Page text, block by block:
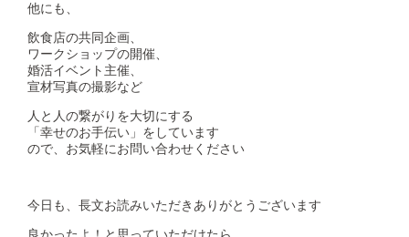
他にも、
飲食店の共同企画、
ワークショップの開催、
婚活イベント主催、
宣材写真の撮影など
人と人の繋がりを大切にする
「幸せのお手伝い」をしています
ので、お気軽にお問い合わせください
今日も、長文お読みいただきありがとうございます